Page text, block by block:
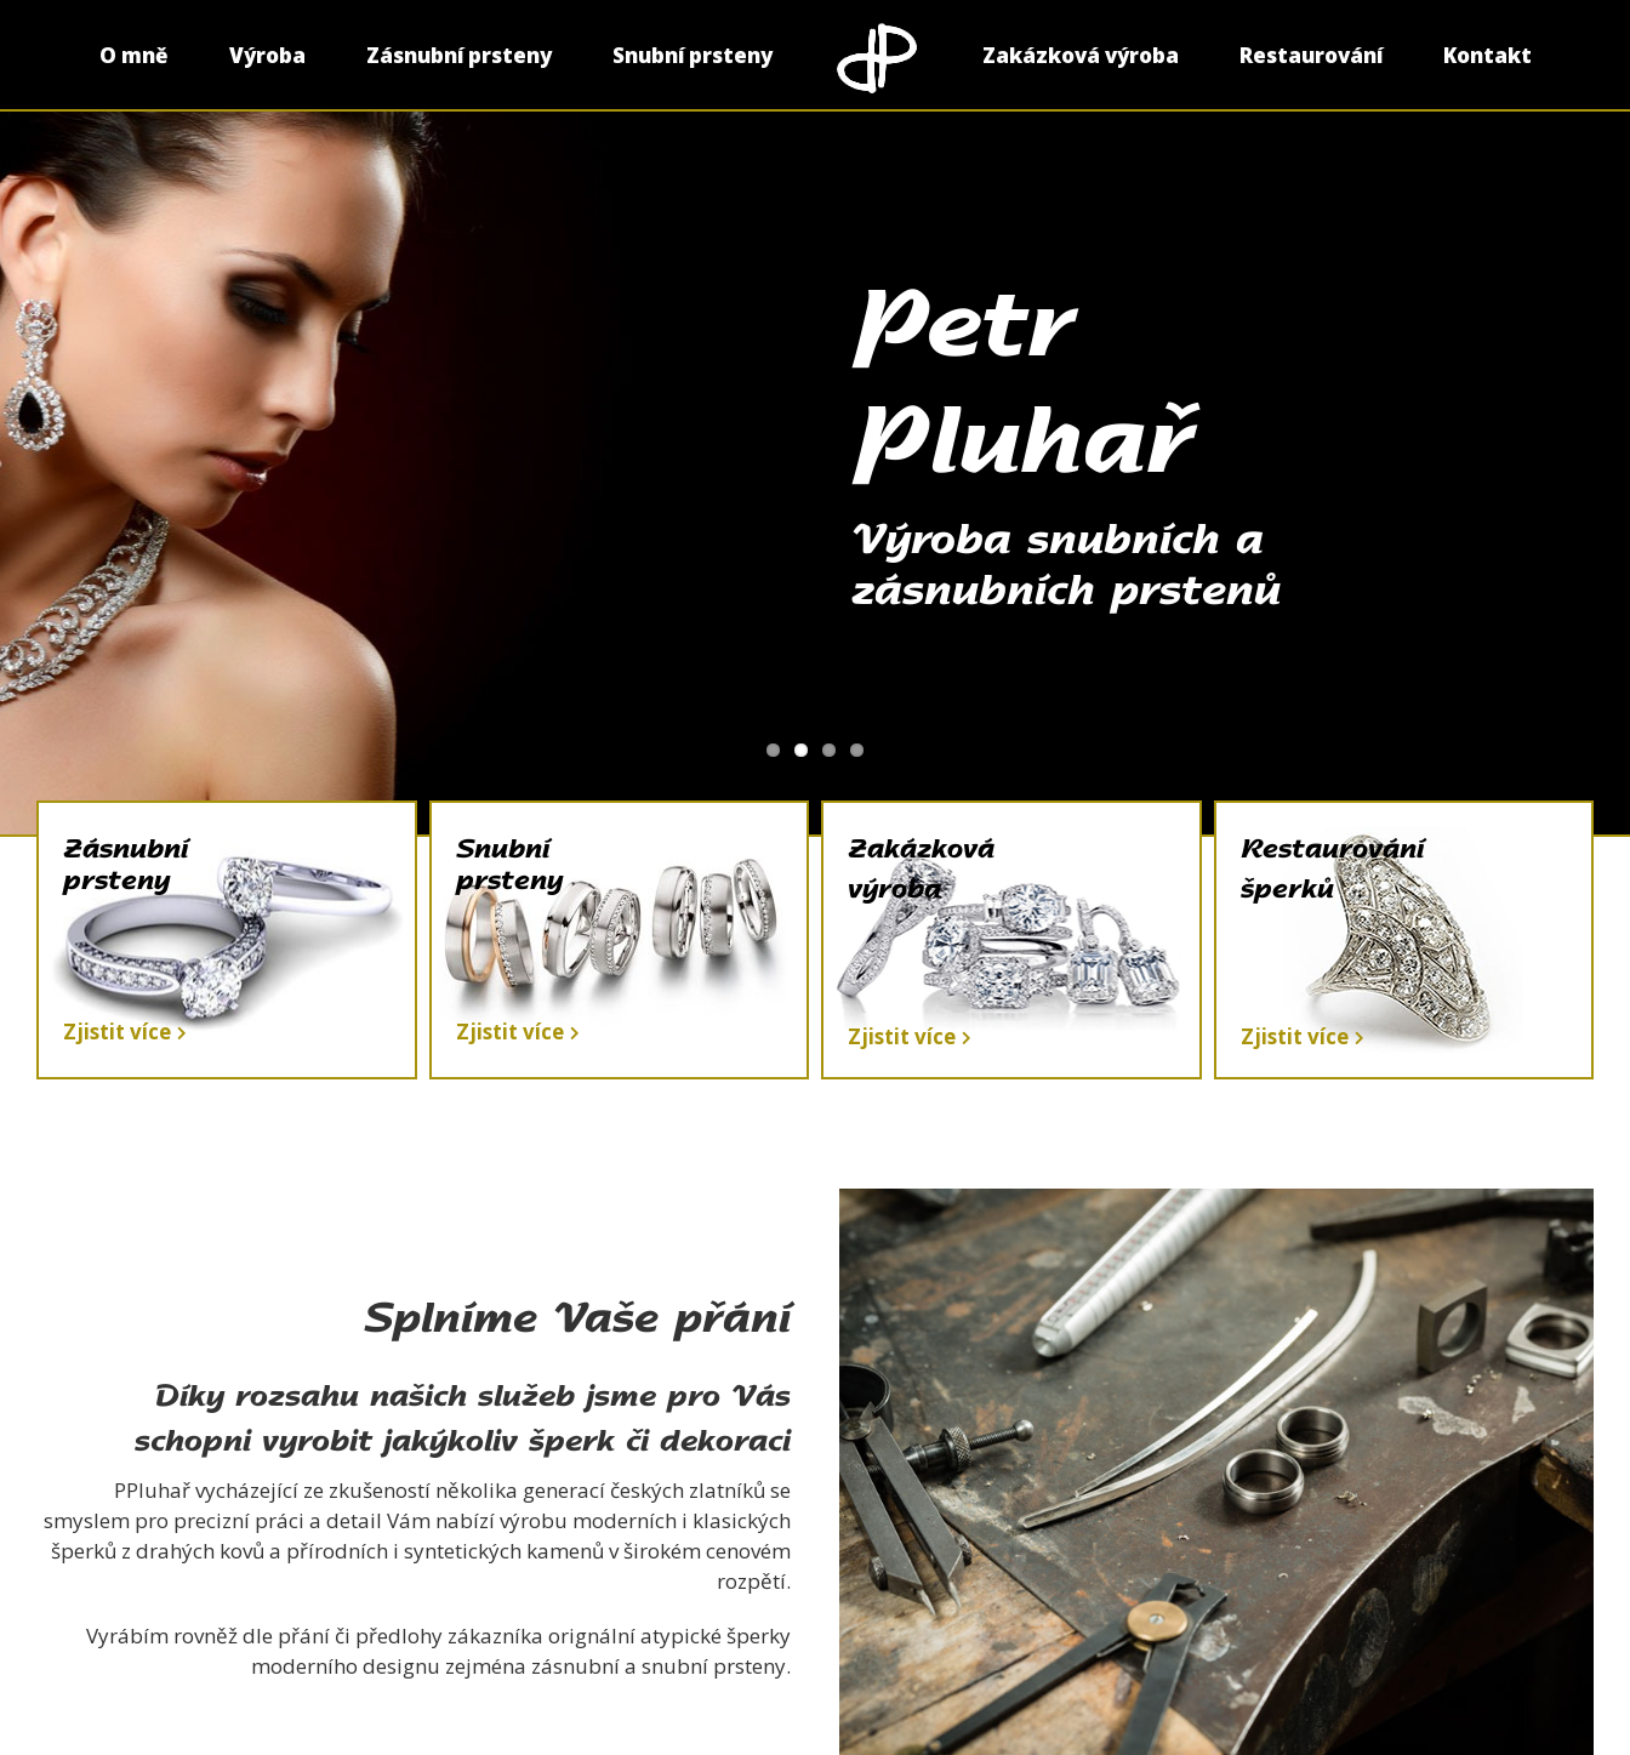
O mně Výroba Zásnubní prsteny Snubní prsteny Zakázková výroba Restaurování Kontakt
Petr
Pluhař
Výroba snubních a
zásnubních prstenů
Zásnubní
prsteny
Zjistit více
Snubní
prsteny
Zjistit více
Zakázková
výroba
Zjistit více
Restaurování
šperků
Zjistit více
Splníme Vaše přání
Díky rozsahu našich služeb jsme pro Vás
schopni vyrobit jakýkoliv šperk či dekoraci
PPluhař vycházející ze zkušeností několika generací českých zlatníků se
smyslem pro precizní práci a detail Vám nabízí výrobu moderních i klasických
šperků z drahých kovů a přírodních i syntetických kamenů v širokém cenovém
rozpětí.
Vyrábím rovněž dle přání či předlohy zákazníka orignální atypické šperky
moderního designu zejména zásnubní a snubní prsteny.